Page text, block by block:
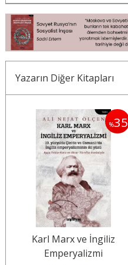
Yazarın Diğer Kitapları
%35
Karl Marx ve İngiliz
Emperyalizmi